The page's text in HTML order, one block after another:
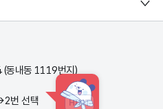
(동내동 1119번지)
번 선택 HINT